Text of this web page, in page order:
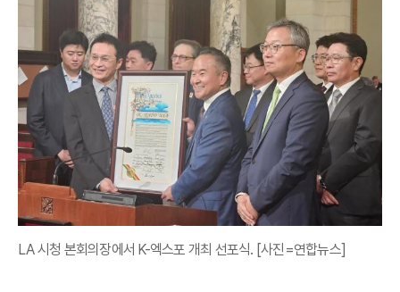
LA 시청 본회의장에서 K-엑스포 개최 선포식. [사진=연합뉴스]